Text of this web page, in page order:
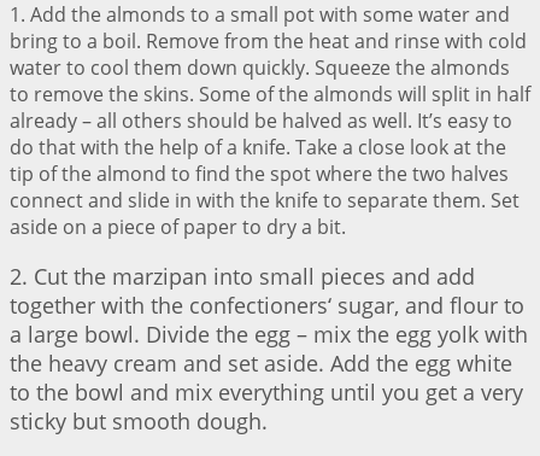
1. Add the almonds to a small pot with some water and
bring to a boil. Remove from the heat and rinse with cold
water to cool them down quickly. Squeeze the almonds
to remove the skins. Some of the almonds will split in half
already – all others should be halved as well. It’s easy to
do that with the help of a knife. Take a close look at the
tip of the almond to find the spot where the two halves
connect and slide in with the knife to separate them. Set
aside on a piece of paper to dry a bit.
2. Cut the marzipan into small pieces and add
together with the confectioners‘ sugar, and flour to
a large bowl. Divide the egg – mix the egg yolk with
the heavy cream and set aside. Add the egg white
to the bowl and mix everything until you get a very
sticky but smooth dough.